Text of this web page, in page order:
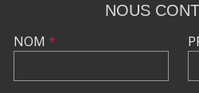
NOUS
NOM *